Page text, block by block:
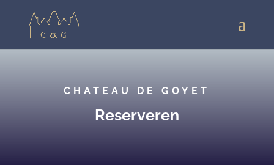
CHATEAU DE GOYET
Reserveren